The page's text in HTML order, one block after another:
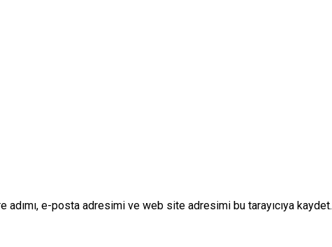
adımı, e-posta adresimi ve web site adresimi bu tarayıcıya kaydet.